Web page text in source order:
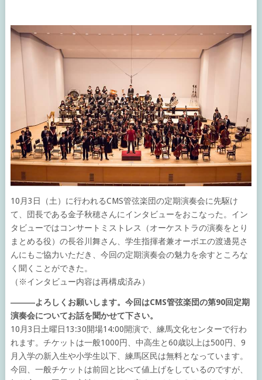
10月3日（土）に行われるCMS管弦楽団の定期演奏会に先駆け
て、団長である金子秋穂さんにインタビューをおこなった。イン
タビューではコンサートミストレス（オーケストラの演奏をとり
まとめる役）の長谷川舞さん、学生指揮者兼オーボエの渡邊晃さ
んにもご協力いただき、今回の定期演奏会の魅力を余すところな
く聞くことができた。
（※インタビュー内容は再構成済み）
―――よろしくお願いします。今回はCMS管弦楽団の第90回定期
演奏会についてお話を聞かせて下さい。
10月3日土曜日13:30開場14:00開演で、練馬文化センターで行わ
れます。チケットは一般1000円、中高生と60歳以上は500円、9
月入学の新入生や小学生以下、練馬区民は無料となっています。
今回、一般チケットは前回と比べて値上げをしているのですが、